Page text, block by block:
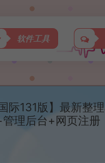
软件工具
际131版】最新整
理后台+网页注册